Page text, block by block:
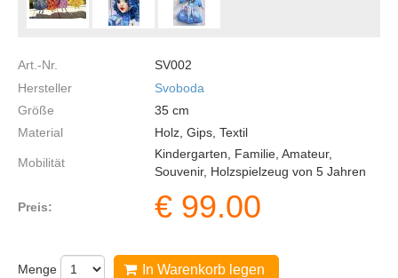
Art.-Nr.
SV002
Hersteller
Svoboda
Größe
35 cm
Material
Holz, Gips, Textil
Mobilität
Kindergarten, Familie, Amateur,
Souvenir, Holzspielzeug von 5 Jahren
Preis: € 99.00
Menge In Warenkorb legen